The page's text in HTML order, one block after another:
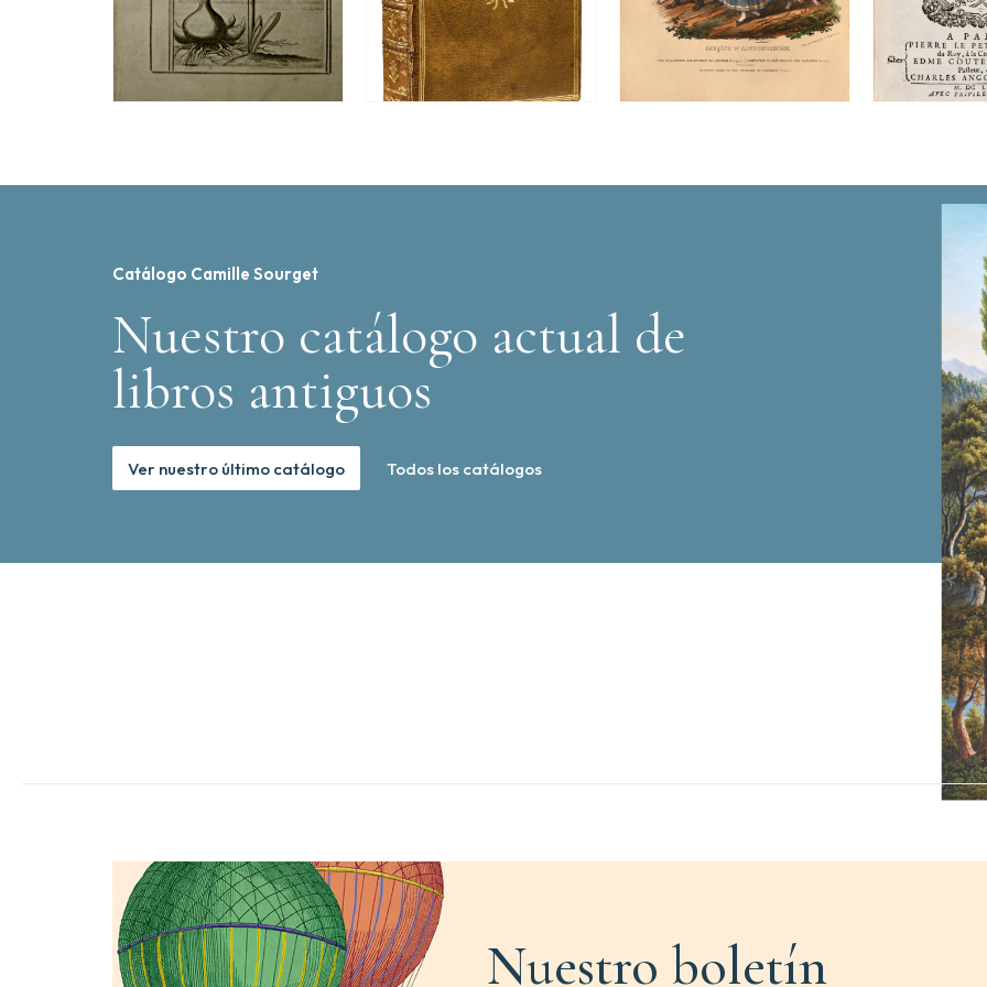
Catálogo Camille Sourget
Nuestro catálogo actual de
libros antiguos
Ver nuestro último catálogo Todos los catálogos
Nuestro boletín